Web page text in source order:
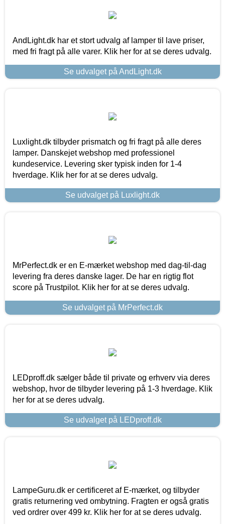
AndLight.dk har et stort udvalg af lamper til lave priser,
med fri fragt på alle varer. Klik her for at se deres udvalg.
Se udvalget på AndLight.dk
Luxlight.dk tilbyder prismatch og fri fragt på alle deres
lamper. Danskejet webshop med professionel
kundeservice. Levering sker typisk inden for 1-4
hverdage. Klik her for at se deres udvalg.
Se udvalget på Luxlight.dk
MrPerfect.dk er en E-mærket webshop med dag-til-dag
levering fra deres danske lager. De har en rigtig flot
score på Trustpilot. Klik her for at se deres udvalg.
Se udvalget på MrPerfect.dk
LEDproff.dk sælger både til private og erhverv via deres
webshop, hvor de tilbyder levering på 1-3 hverdage. Klik
her for at se deres udvalg.
Se udvalget på LEDproff.dk
LampeGuru.dk er certificeret af E-mærket, og tilbyder
gratis returnering ved ombytning. Fragten er også gratis
ved ordrer over 499 kr. Klik her for at se deres udvalg.